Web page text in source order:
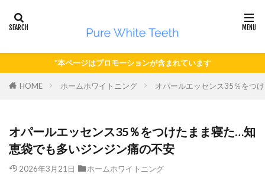
*本ページはプロモーションが含まれています
HOME ホームホワイトニング オパールエッセンス35％をつ
オパールエッセンス35％をつけたまま寝た…知
恵袋でも多いジンジン痛の不安
2026年3月21日
ホームホワイトニング